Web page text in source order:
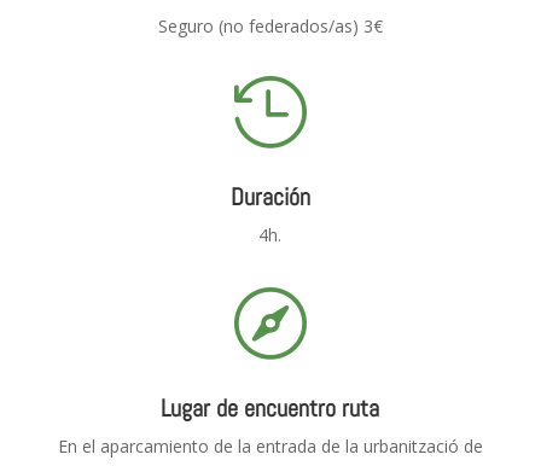
Seguro (no federados/as) 3€

Duración
4h.

Lugar de encuentro ruta
En el aparcamiento de la entrada de la urbanització de